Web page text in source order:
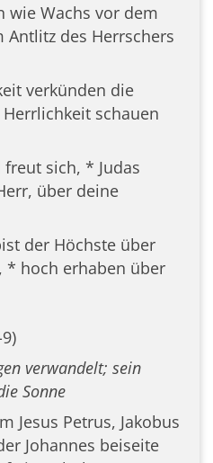
wie Wachs vor dem
Antlitz des Herrschers
verkünden die
schauen
sich, * Judas
über deine
der Höchste über
* hoch erhaben über
verwandelt; sein
Sonne
Jesus Petrus, Jakobus
Johannes beiseite